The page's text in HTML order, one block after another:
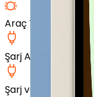
Araç Tutucu
Şarj Aleti
Şarj ve Data Kablosu